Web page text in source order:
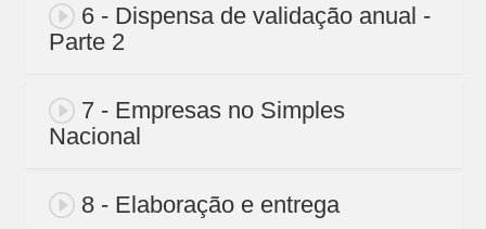
6 - Dispensa de validação anual -
Parte 2
7 - Empresas no Simples
Nacional
8 - Elaboração e entrega